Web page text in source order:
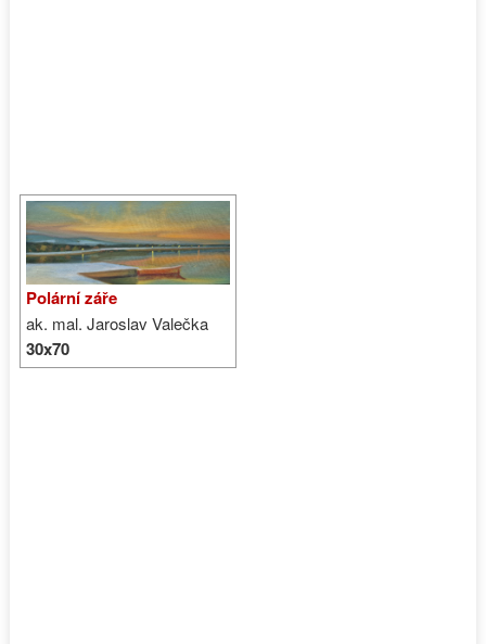
Polární záře
ak. mal. Jaroslav Valečka
30x70